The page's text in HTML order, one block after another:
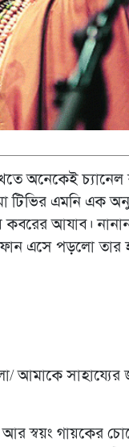
অনেকেই
টিভির এমনি এক
আযাব। নানান
এসে পড়লো তার
আমাকে
আর স্বয়ং গায়কের